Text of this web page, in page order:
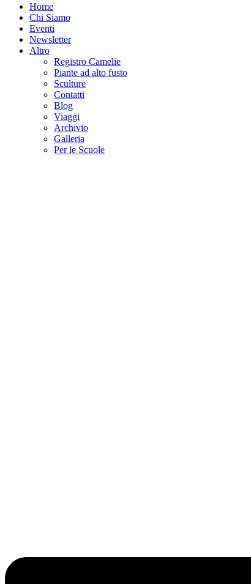
Home
Chi Siamo
Eventi
Newsletter
Altro
Registro Camelie
Piante ad alto fusto
Sculture
Contatti
Blog
Viaggi
Archivio
Galleria
Per le Scuole